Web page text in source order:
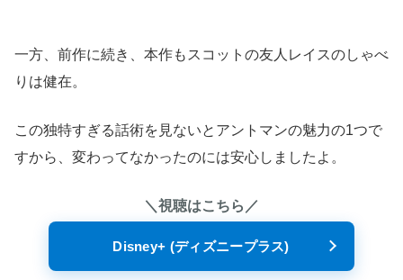
一方、前作に続き、本作もスコットの友人レイスのしゃべ
りは健在。
この独特すぎる話術を見ないとアントマンの魅力の1つで
すから、変わってなかったのには安心しましたよ。
＼視聴はこちら／
Disney+ (ディズニープラス)